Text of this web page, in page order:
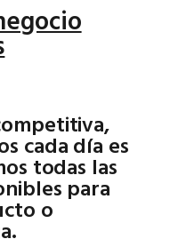
cada día es
todas las
para
o